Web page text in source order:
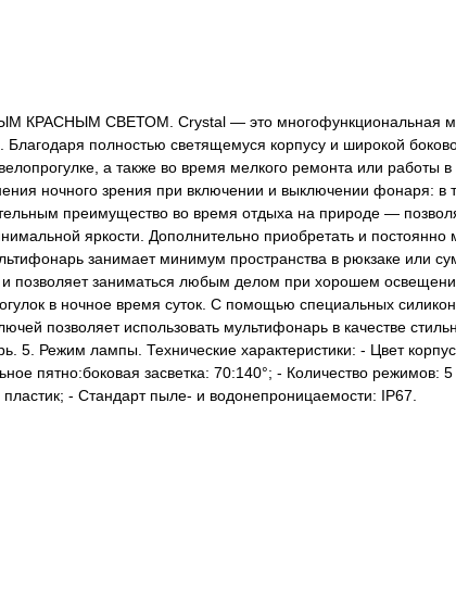
СВЕТОМ. Crystal — это многофункциональная
полностью светящемуся корпусу и широкой
а также во время мелкого ремонта или работы
ночного зрения при включении и выключении фонаря: в
преимущество во время отдыха на природе —
яркости. Дополнительно приобретать и постоянно
занимает минимум пространства в рюкзаке или
позволяет заниматься любым делом при хорошем
в ночное время суток. С помощью специальных
позволяет использовать мультифонарь в качестве
Режим лампы. Технические характеристики: - Цвет
пятно:боковая засветка: 70:140°; - Количество
- Стандарт пыле- и водонепроницаемости: IP67.